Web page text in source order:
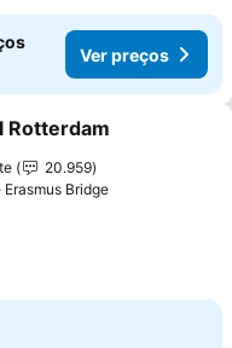
Ver preços
aos favoritos
Rotterdam
20.959
Erasmus Bridge